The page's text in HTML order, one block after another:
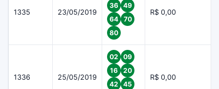
1335 23/05/2019
36
49
64
70
80
R$ 0,00
1336 25/05/2019
02
09
16
20
42
45
R$ 0,00